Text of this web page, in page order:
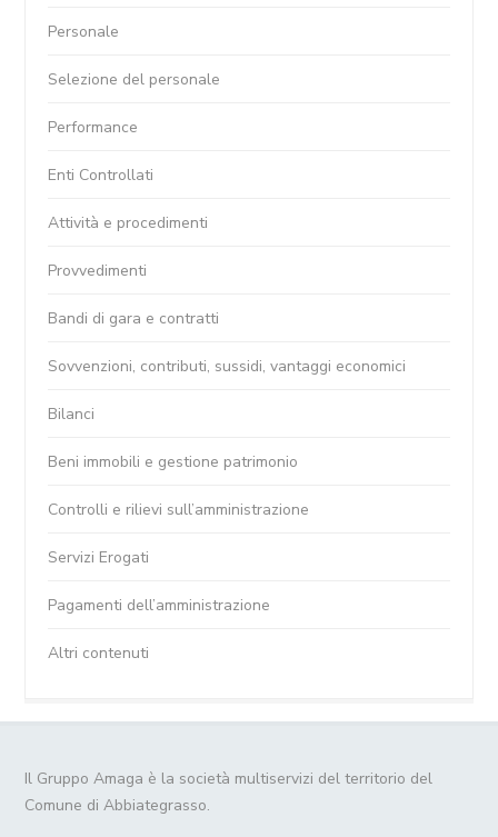
Personale
Selezione del personale
Performance
Enti Controllati
Attività e procedimenti
Provvedimenti
Bandi di gara e contratti
Sovvenzioni, contributi, sussidi, vantaggi economici
Bilanci
Beni immobili e gestione patrimonio
Controlli e rilievi sull’amministrazione
Servizi Erogati
Pagamenti dell’amministrazione
Altri contenuti
Il Gruppo Amaga è la società multiservizi del territorio del
Comune di Abbiategrasso.